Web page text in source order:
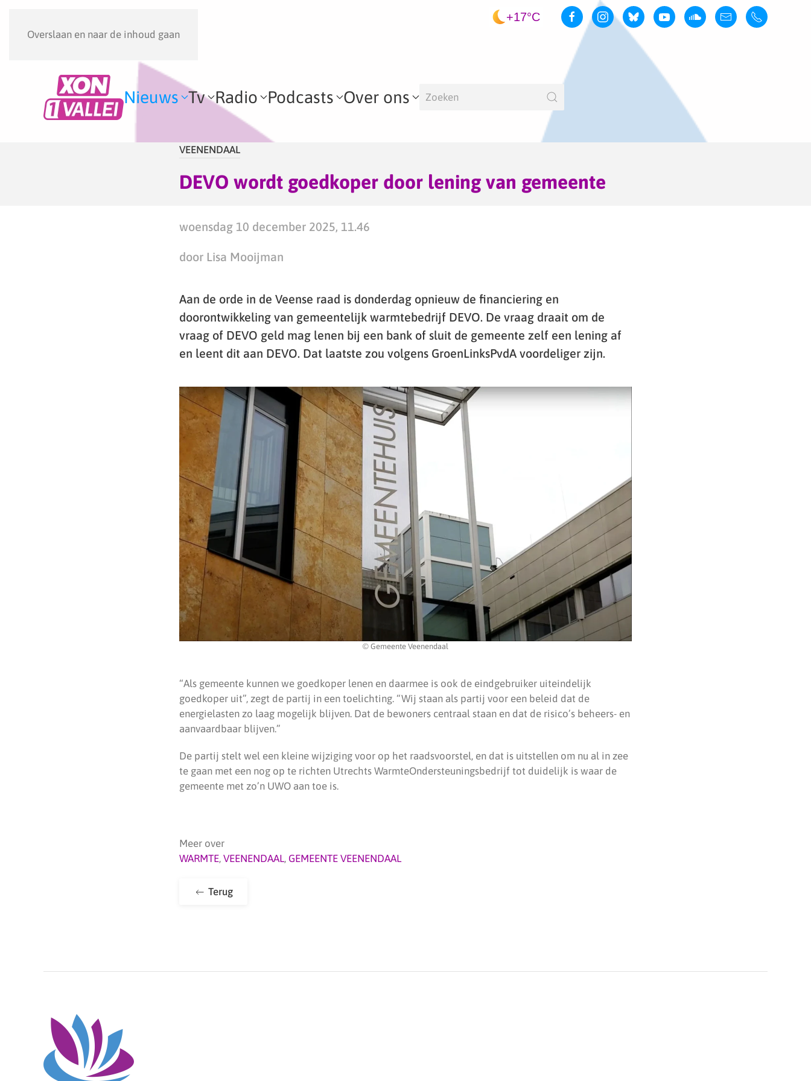
Overslaan en naar de inhoud gaan
+17°C
Nieuws Tv Radio Podcasts Over ons
VEENENDAAL
DEVO wordt goedkoper door lening van gemeente
woensdag 10 december 2025, 11.46
door Lisa Mooijman
Aan de orde in de Veense raad is donderdag opnieuw de financiering en
doorontwikkeling van gemeentelijk warmtebedrijf DEVO. De vraag draait om de
vraag of DEVO geld mag lenen bij een bank of sluit de gemeente zelf een lening af
en leent dit aan DEVO. Dat laatste zou volgens GroenLinksPvdA voordeliger zijn.
© Gemeente Veenendaal
“Als gemeente kunnen we goedkoper lenen en daarmee is ook de eindgebruiker uiteindelijk
goedkoper uit”, zegt de partij in een toelichting. “Wij staan als partij voor een beleid dat de
energielasten zo laag mogelijk blijven. Dat de bewoners centraal staan en dat de risico’s beheers- en
aanvaardbaar blijven.”
De partij stelt wel een kleine wijziging voor op het raadsvoorstel, en dat is uitstellen om nu al in zee
te gaan met een nog op te richten Utrechts WarmteOndersteuningsbedrijf tot duidelijk is waar de
gemeente met zo’n UWO aan toe is.
Meer over
WARMTE, VEENENDAAL, GEMEENTE VEENENDAAL
Terug